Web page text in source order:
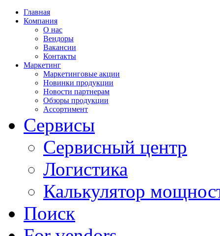
Главная
Компания
О нас
Вендоры
Вакансии
Контакты
Маркетинг
Маркетинговые акции
Новинки продукции
Новости партнерам
Обзоры продукции
Ассортимент
Сервисы
Сервисный центр
Логистика
Калькулятор
Поиск